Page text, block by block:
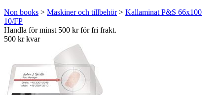
Non books > Maskiner och tillbehör> Kallaminat P&S 66x100
10/FP
Handla för minst 500 kr för fri frakt.
500 kr kvar